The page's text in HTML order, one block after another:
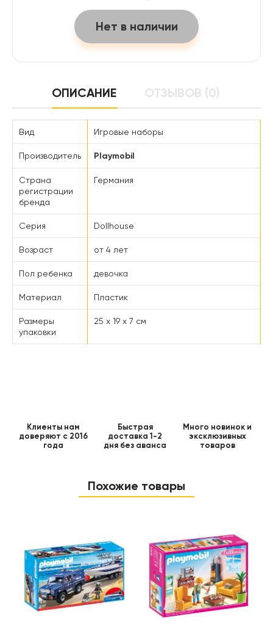
Нет в наличии
ОПИСАНИЕ ОТЗЫВОВ (0)
Вид Игровые наборы
Производитель Playmobil
Страна
регистрации
бренда
Германия
Серия Dollhouse
Возраст от 4 лет
Пол ребенка девочка
Материал Пластик
Размеры
упаковки
25 x 19 x 7 см
Клиенты нам
доверяют с 2016
года
Быстрая
доставка 1-2
дня без аванса
Много новинок и
эксклюзивных
товаров
Похожие товары